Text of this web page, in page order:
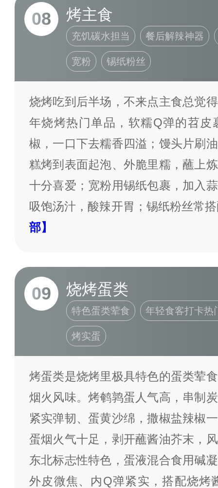
08 烤主食
充饥碳水担当 餐后解辣神器
宽粉 锡纸粉丝
烧烤吃到后半场，不来点主食总觉
年烧烤热门单品，软糯Q弹的苕皮
椒，一口下去糯香四溢；馒头片刷
糕烤到表面起泡、外脆里糯，蘸上
十分喜爱；宽粉用锡纸包裹，加入
吸饱汤汁，酸辣开胃；锡纸粉丝常
部】
09 烧烤蛋类
特色蛋类荤食 年轻食客打卡热
烤实蛋
烤蛋类是烧烤里极具特色的蛋类荤
烟火风味。烤鹌鹑蛋人气高，串制
紧实弹韧、蛋黄沙绵，撒椒盐辣椒
蛋烟火气十足，剥开蘸酱油芥末，
东北标志性特色，蛋液混合食用碱
外皮微焦、内Q弹紧实，搭配烧烤